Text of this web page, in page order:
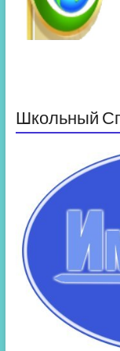
Школьный